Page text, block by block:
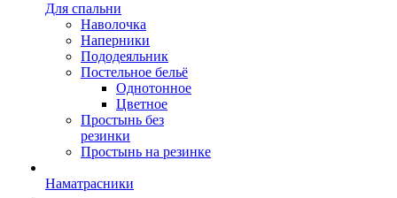
Для спальни
Наволочка
Наперники
Пододеяльник
Постельное бельё
Однотонное
Цветное
Простынь без
резинки
Простынь на резинке
Наматрасники